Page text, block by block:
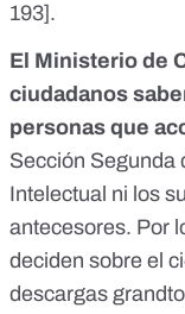
193].
El Ministerio de
ciudadanos
personas que
Sección Segunda
Intelectual ni los
antecesores. Por
deciden sobre el
descargas